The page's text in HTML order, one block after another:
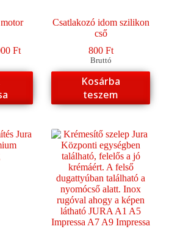
FtÁrtartomány:
-
Csatlakozó idom szilikon
cső
800 Ft
Bruttó
Kosárba
teszem